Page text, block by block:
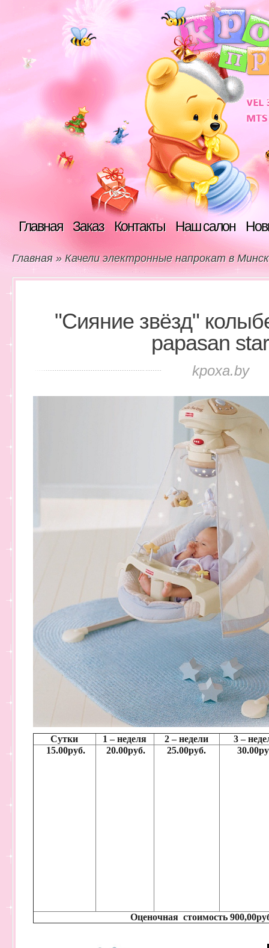
Главная Заказ Контакты Наш салон
Главная » Качели электронные напрокат в
"Сияние звёзд"
papasan
kpoxa.by
Сутки 1 – неделя 2 – недели
3 –
15.00руб.
20.00руб. 25.00руб.
Оценочная стоимость